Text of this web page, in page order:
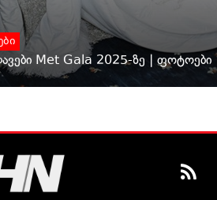
Met Gala 2025-ზე | ფოტოები